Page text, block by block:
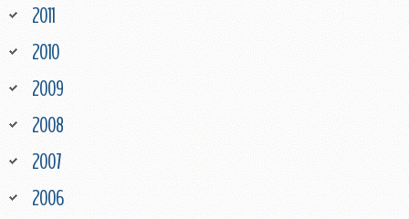
2011
2010
2009
2008
2007
2006